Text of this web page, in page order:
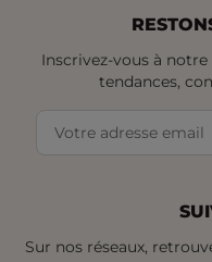
Inscrivez-vous à
tendances,
Sur nos réseaux,